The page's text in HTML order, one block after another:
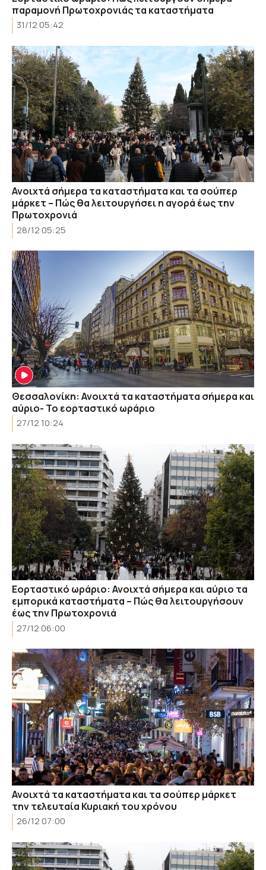
παραμονή Πρωτοχρονιάς τα καταστήματα
31/12 05:42
Ανοιχτά σήμερα τα καταστήματα και τα σούπερ
μάρκετ – Πώς θα λειτουργήσει η αγορά έως την
Πρωτοχρονιά
28/12 05:25
Θεσσαλονίκη: Ανοιχτά τα καταστήματα σήμερα και
αύριο- Το εορταστικό ωράριο
27/12 10:24
Εορταστικό ωράριο: Ανοιχτά σήμερα και αύριο τα
εμπορικά καταστήματα – Πώς θα λειτουργήσουν
έως την Πρωτοχρονιά
27/12 06:00
Ανοιχτά τα καταστήματα και τα σούπερ μάρκετ
την τελευταία Κυριακή του χρόνου
26/12 07:00